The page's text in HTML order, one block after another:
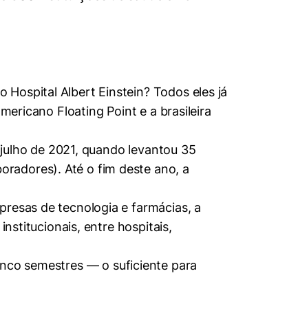
Hospital Albert Einstein? Todos eles já
Floating Point e a brasileira
de 2021, quando levantou 35
Até o fim deste ano, a
de tecnologia e farmácias, a
entre hospitais,
semestres — o suficiente para